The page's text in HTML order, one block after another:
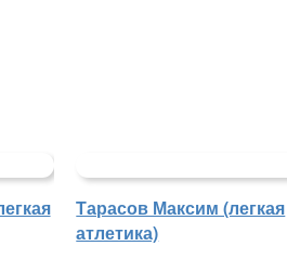
Тарасов Максим (легкая
атлетика)